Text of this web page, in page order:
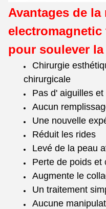
Avantages de
pour soulever la
Chirurgie
chirurgicale
Pas d' aiguilles
Aucun
Une nouvelle
Réduit les rides
Levé de la peau
Perte de poids et
Augmente le
Un traitement
Aucune